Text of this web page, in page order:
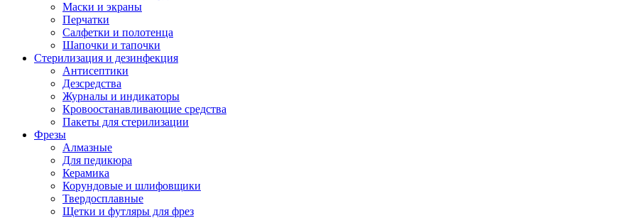
Маски и экраны
Перчатки
Салфетки и полотенца
Шапочки и тапочки
Стерилизация и дезинфекция
Антисептики
Дезсредства
Журналы и индикаторы
Кровоостанавливающие средства
Пакеты для стерилизации
Фрезы
Алмазные
Для педикюра
Керамика
Корундовые и шлифовщики
Твердосплавные
Щетки и футляры для фрез